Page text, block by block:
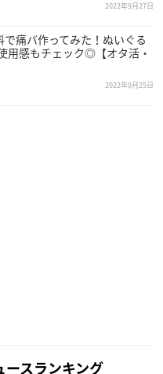
2022年9月27日
で痛バ作ってみた！ぬいぐる
用感もチェック◎【オタ活・
2022年9月25日
ースランキング